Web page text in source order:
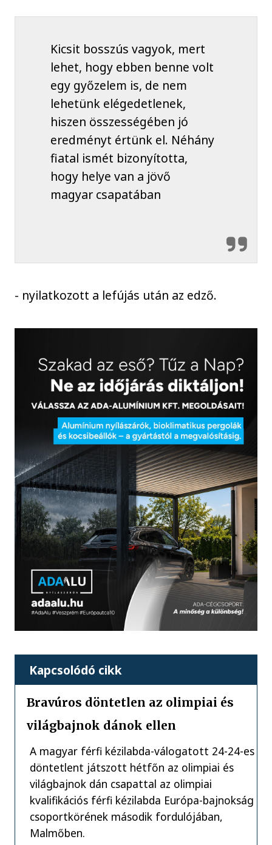
Kicsit bosszús vagyok, mert
lehet, hogy ebben benne volt
egy győzelem is, de nem
lehetünk elégedetlenek,
hiszen összességében jó
eredményt értünk el. Néhány
fiatal ismét bizonyította,
hogy helye van a jövő
magyar csapatában
- nyilatkozott a lefújás után az edző.
Kapcsolódó cikk
Bravúros döntetlen az olimpiai és
világbajnok dánok ellen
A magyar férfi kézilabda-válogatott 24-24-es
döntetlent játszott hétfőn az olimpiai és
világbajnok dán csapattal az olimpiai
kvalifikációs férfi kézilabda Európa-bajnokság
csoportkörének második fordulójában,
Malmőben.